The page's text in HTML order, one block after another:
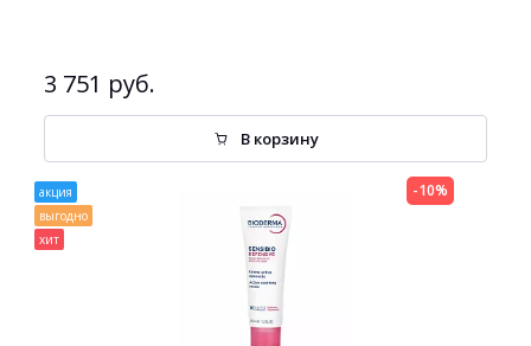
3 751 руб.
В корзину
акция
выгодно
хит
-10%